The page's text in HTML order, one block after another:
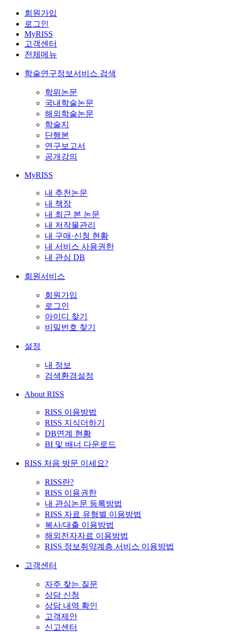
회원가입
로그인
MyRISS
고객센터
전체메뉴
학술연구정보서비스 검색
학위논문
국내학술논문
해외학술논문
학술지
단행본
연구보고서
공개강의
MyRISS
내 추천논문
내 책장
내 최근 본 논문
내 저작물관리
내 구매·신청 현황
내 서비스 사용권한
내 관심 DB
회원서비스
회원가입
로그인
아이디 찾기
비밀번호 찾기
설정
내 정보
검색환경설정
About RISS
RISS 이용방법
RISS 지식더하기
DB연계 현황
BI 및 배너 다운로드
RISS 처음 방문 이세요?
RISS란?
RISS 이용권한
내 관심논문 등록방법
RISS 자료 유형별 이용방법
복사/대출 이용방법
해외전자자료 이용방법
RISS 정보취약계층 서비스 이용방법
고객센터
자주 찾는 질문
상담 신청
상담 내역 확인
고객제안
신고센터